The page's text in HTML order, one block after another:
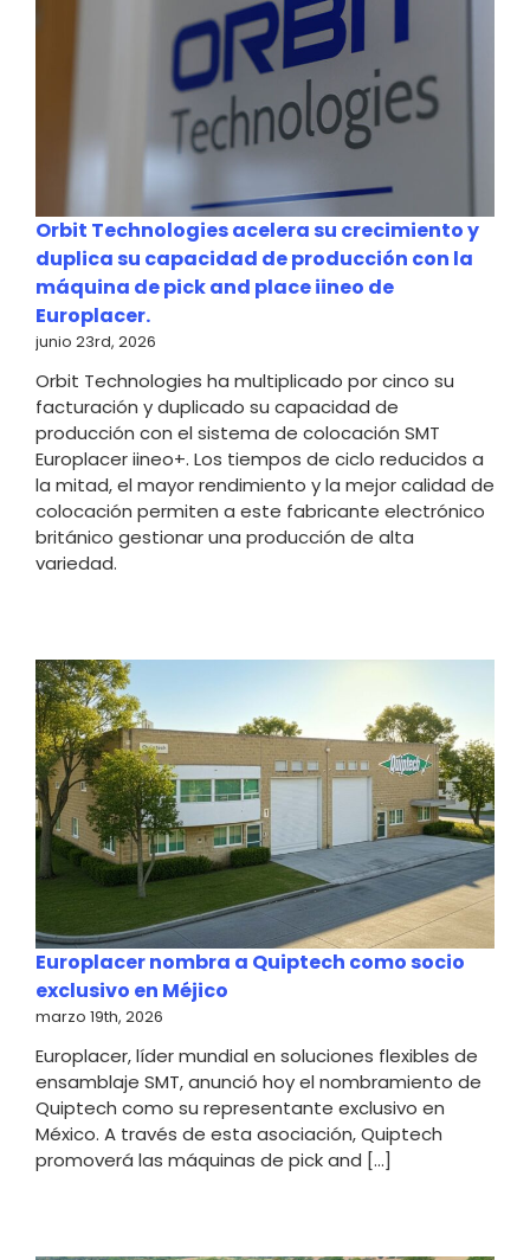
Orbit Technologies acelera su crecimiento y
duplica su capacidad de producción con la
máquina de pick and place iineo de
Europlacer.
junio 23rd, 2026
Orbit Technologies ha multiplicado por cinco su
facturación y duplicado su capacidad de
producción con el sistema de colocación SMT
Europlacer iineo+. Los tiempos de ciclo reducidos a
la mitad, el mayor rendimiento y la mejor calidad de
colocación permiten a este fabricante electrónico
británico gestionar una producción de alta
variedad.
Europlacer nombra a Quiptech como socio
exclusivo en Méjico
marzo 19th, 2026
Europlacer, líder mundial en soluciones flexibles de
ensamblaje SMT, anunció hoy el nombramiento de
Quiptech como su representante exclusivo en
México. A través de esta asociación, Quiptech
promoverá las máquinas de pick and [...]